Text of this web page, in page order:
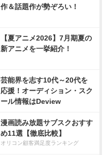
作＆話題作が勢ぞろい！
【夏アニメ2026】7月期夏の
新アニメを一挙紹介！
芸能界を志す10代～20代を
応援！オーディション・スク
ール情報はDeview
漫画読み放題サブスクおすす
め11選【徹底比較】
オリコン顧客満足度ランキング